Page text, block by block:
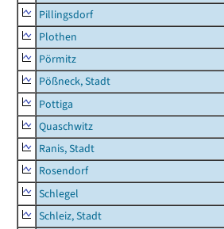
Pillingsdorf
Plothen
Pörmitz
Pößneck, Stadt
Pottiga
Quaschwitz
Ranis, Stadt
Rosendorf
Schlegel
Schleiz, Stadt